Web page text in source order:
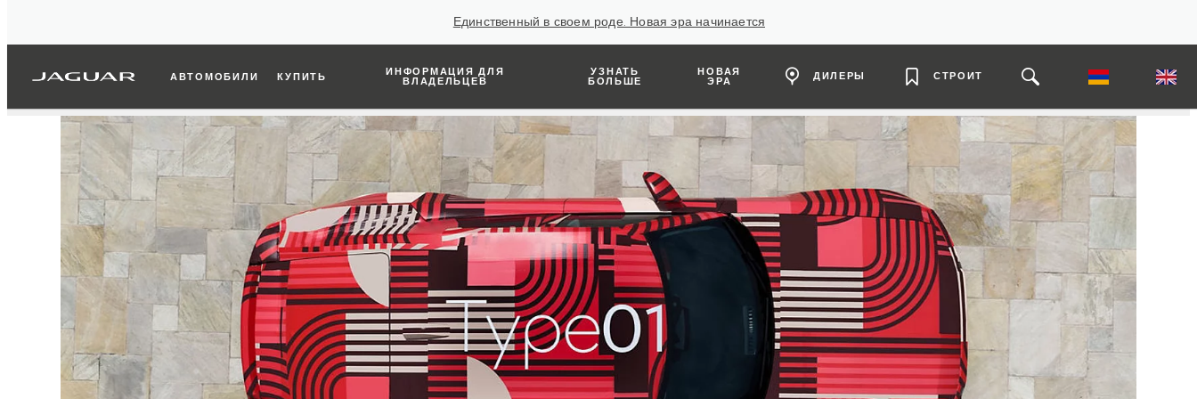
Единственный в своем роде. Новая эра начинается
АВТОМОБИЛИ КУПИТЬ
ИНФОРМАЦИЯ ДЛЯ
ВЛАДЕЛЬЦЕВ
УЗНАТЬ
БОЛЬШЕ
НОВАЯ
ЭРА
ДИЛЕРЫ СТРОИТ